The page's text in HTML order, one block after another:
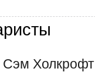
Сэм Холкрофт